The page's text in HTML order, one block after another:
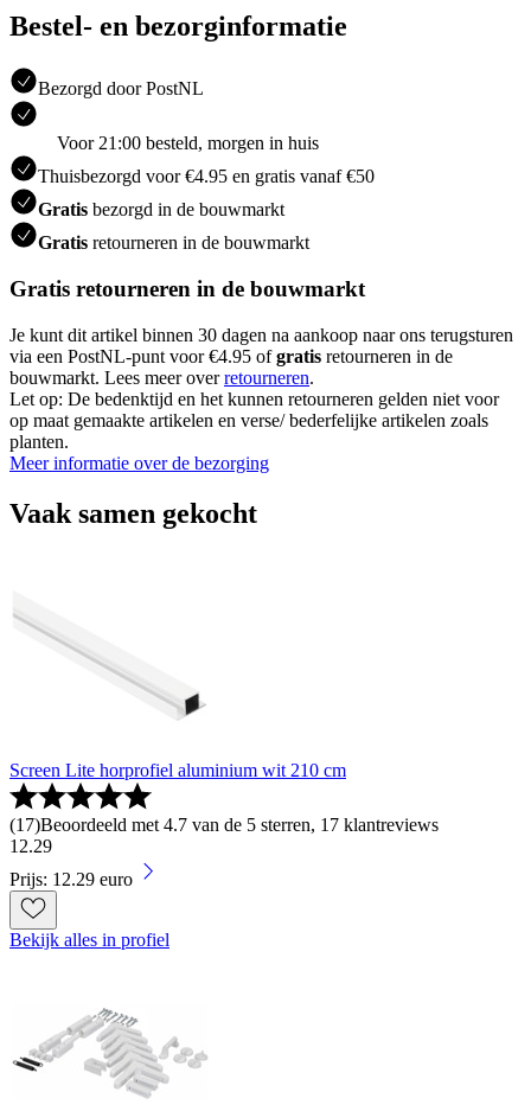
Bestel- en bezorginformatie
Bezorgd door PostNL
Voor 21:00 besteld, morgen in huis
Thuisbezorgd voor €4.95 en gratis vanaf €50
Gratis bezorgd in de bouwmarkt
Gratis retourneren in de bouwmarkt
Gratis retourneren in de bouwmarkt
Je kunt dit artikel binnen 30 dagen na aankoop naar ons terugsturen
via een PostNL-punt voor €4.95 ofgratis retourneren in de
bouwmarkt. Lees meer overretourneren.
Let op: De bedenktijd en het kunnen retourneren gelden niet voor
op maat gemaakte artikelen en verse/ bederfelijke artikelen zoals
planten.
Meer informatie over de bezorging
Vaak samen gekocht
Screen Lite horprofiel aluminium wit 210 cm
(17)Beoordeeld met 4.7 van de 5 sterren, 17 klantreviews
12.29
Prijs: 12.29 euro
Bekijk alles in profiel